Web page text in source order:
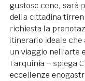
gustose cene, sarà
della cittadina
richiesta la
itinerario ideale
un viaggio nell’arte
Tarquinia – spiega
eccellenze